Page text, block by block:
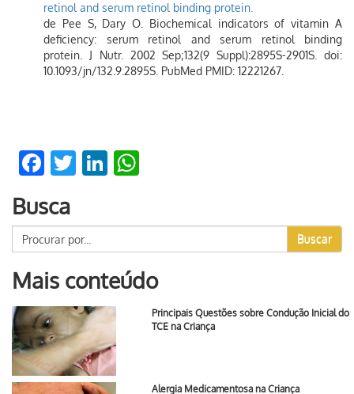
retinol and serum retinol binding protein.
de Pee S, Dary O. Biochemical indicators of vitamin A
deficiency: serum retinol and serum retinol binding
protein. J Nutr. 2002 Sep;132(9 Suppl):2895S-2901S. doi:
10.1093/jn/132.9.2895S. PubMed PMID: 12221267.
Facebook
TwitterLinkedIn
Busca
Buscar
Mais conteúdo
Principais Questões sobre Condução Inicial do
TCE na Criança
Alergia Medicamentosa na Criança